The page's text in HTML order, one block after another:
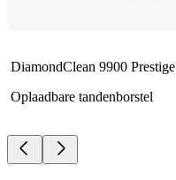
DiamondClean 9900 Prestige
Oplaadbare tandenborstel